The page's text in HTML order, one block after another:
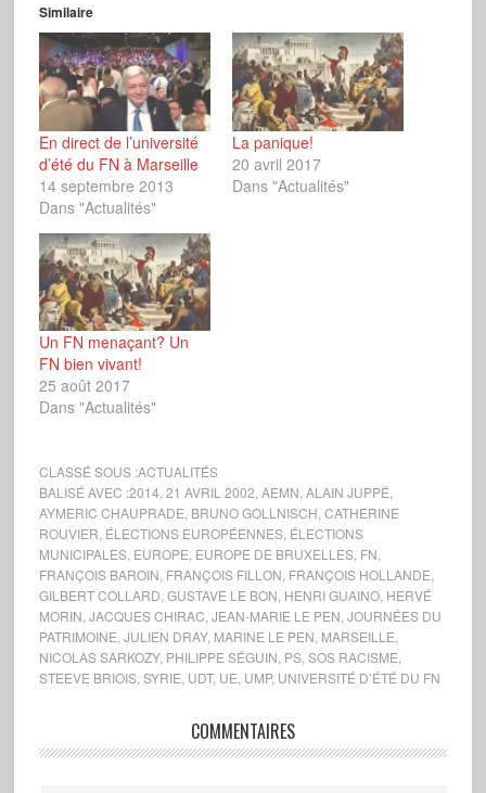
Similaire
En direct de l’université
d’été du FN à Marseille
14 septembre 2013
Dans "Actualités"
La panique!
20 avril 2017
Dans "Actualités"
Un FN menaçant? Un
FN bien vivant!
25 août 2017
Dans "Actualités"
CLASSÉ SOUS :ACTUALITÉS
BALISÉ AVEC :2014 21 AVRIL 2002 AEMN ALAIN JUPPÉ
AYMERIC CHAUPRADE BRUNO GOLLNISCH CATHERINE
ROUVIER ÉLECTIONS EUROPÉENNES, ÉLECTIONS
MUNICIPALES, EUROPE EUROPE DE BRUXELLES, FN
FRANÇOIS BAROIN FRANÇOIS FILLON FRANÇOIS HOLLANDE
GILBERT COLLARD GUSTAVE LE BON HENRI GUAINO, HERVÉ
MORIN JACQUES CHIRAC JEAN-MARIE LE PEN JOURNÉES DU
PATRIMOINE JULIEN DRAY, MARINE LE PEN MARSEILLE
NICOLAS SARKOZY, PHILIPPE SÉGUIN PS, SOS RACISME
STEEVE BRIOIS, SYRIE UDT, UE UMP, UNIVERSITÉ D’ÉTÉ DU FN
COMMENTAIRES